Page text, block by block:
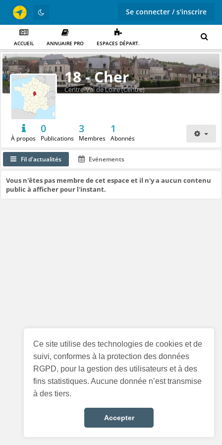
Ce site utilise des technologies de cookies et de
suivi, conformes à la protection des données
RGPD, pour la gestion des utilisateurs et à des
fins statistiques. Aucune donnée n’est transmise
à des tiers.
Accepter
Se connecter / s'inscrire
ACCUEIL ANNUAIRE PRO ESPACES DÉPART.
18 - Cher
Centre-Val de Loire (Centre)
À propos
0
Publications
3
Membres
1
Abonnés
Fil d'actualités Evénements
Vous n'êtes pas membre de cet espace et il n'y a aucun contenu
public à afficher pour l'instant.